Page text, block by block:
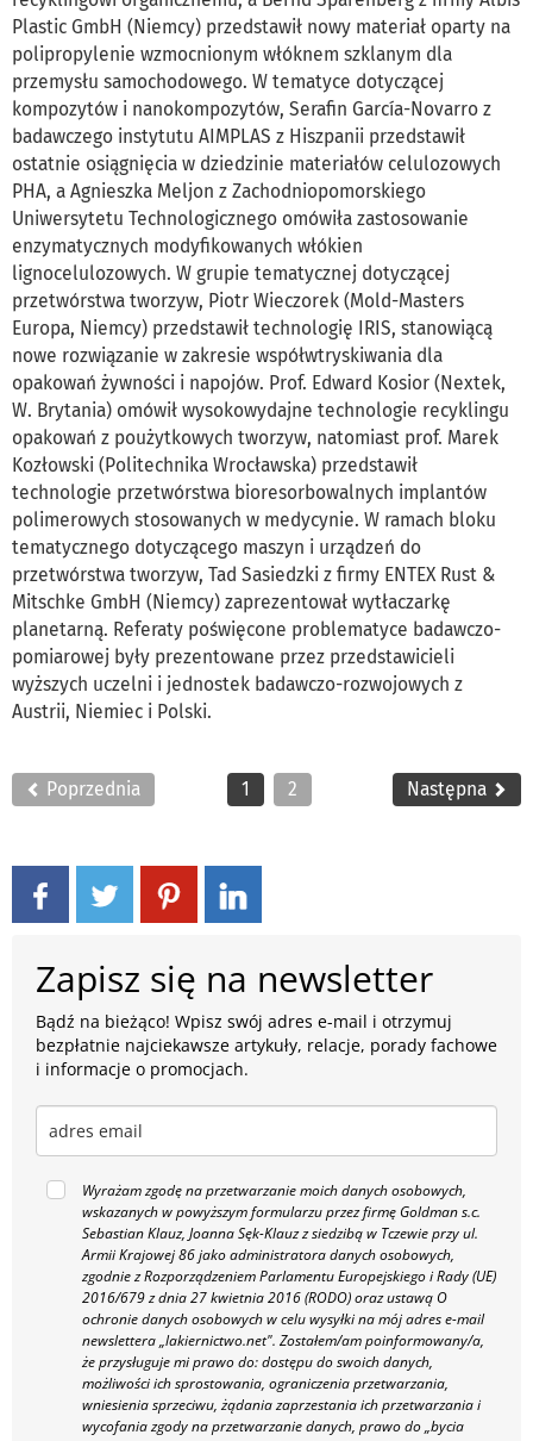
Plastic GmbH (Niemcy) przedstawił nowy materiał oparty na
polipropylenie wzmocnionym włóknem szklanym dla
przemysłu samochodowego. W tematyce dotyczącej
kompozytów i nanokompozytów, Serafin García-Novarro z
badawczego instytutu AIMPLAS z Hiszpanii przedstawił
ostatnie osiągnięcia w dziedzinie materiałów celulozowych
PHA, a Agnieszka Meljon z Zachodniopomorskiego
Uniwersytetu Technologicznego omówiła zastosowanie
enzymatycznych modyfikowanych włókien
lignocelulozowych. W grupie tematycznej dotyczącej
przetwórstwa tworzyw, Piotr Wieczorek (Mold-Masters
Europa, Niemcy) przedstawił technologię IRIS, stanowiącą
nowe rozwiązanie w zakresie współwtryskiwania dla
opakowań żywności i napojów. Prof. Edward Kosior (Nextek,
W. Brytania) omówił wysokowydajne technologie recyklingu
opakowań z poużytkowych tworzyw, natomiast prof. Marek
Kozłowski (Politechnika Wrocławska) przedstawił
technologie przetwórstwa bioresorbowalnych implantów
polimerowych stosowanych w medycynie. W ramach bloku
tematycznego dotyczącego maszyn i urządzeń do
przetwórstwa tworzyw, Tad Sasiedzki z firmy ENTEX Rust &
Mitschke GmbH (Niemcy) zaprezentował wytłaczarkę
planetarną. Referaty poświęcone problematyce badawczo-
pomiarowej były prezentowane przez przedstawicieli
wyższych uczelni i jednostek badawczo-rozwojowych z
Austrii, Niemiec i Polski.
Poprzednia 1 2 Następna
Zapisz się na newsletter
Bądź na bieżąco! Wpisz swój adres e-mail i otrzymuj
bezpłatnie najciekawsze artykuły, relacje, porady fachowe
i informacje o promocjach.
Wyrażam zgodę na przetwarzanie moich danych osobowych,
wskazanych w powyższym formularzu przez firmę Goldman s.c.
Sebastian Klauz, Joanna Sęk-Klauz z siedzibą w Tczewie przy ul.
Armii Krajowej 86 jako administratora danych osobowych,
zgodnie z Rozporządzeniem Parlamentu Europejskiego i Rady (UE)
2016/679 z dnia 27 kwietnia 2016 (RODO) oraz ustawą O
ochronie danych osobowych w celu wysyłki na mój adres e-mail
newslettera „lakiernictwo.net". Zostałem/am poinformowany/a,
że przysługuje mi prawo do: dostępu do swoich danych,
możliwości ich sprostowania, ograniczenia przetwarzania,
wniesienia sprzeciwu, żądania zaprzestania ich przetwarzania i
wycofania zgody na przetwarzanie danych, prawo do „bycia